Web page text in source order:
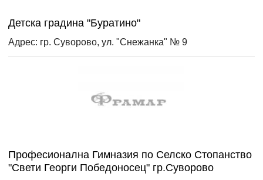
Детска градина "Буратино"
Адрес: гр. Суворово, ул. "Снежанка" № 9
Професионална Гимназия по Селско Стопанство
"Свети Георги Победоносец" гр.Суворово